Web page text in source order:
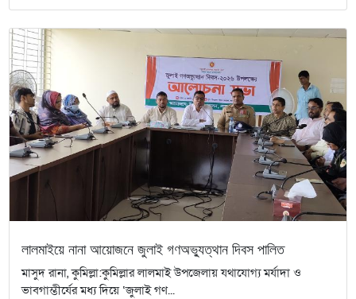
লালমাইয়ে নানা আয়োজনে জুলাই গণঅভ্যুত্থান দিবস পালিত
​মাসুদ রানা, কুমিল্লা:কুমিল্লার লালমাই উপজেলায় যথাযোগ্য মর্যাদা ও
ভাবগাম্ভীর্যের মধ্য দিয়ে ‘জুলাই গণ...